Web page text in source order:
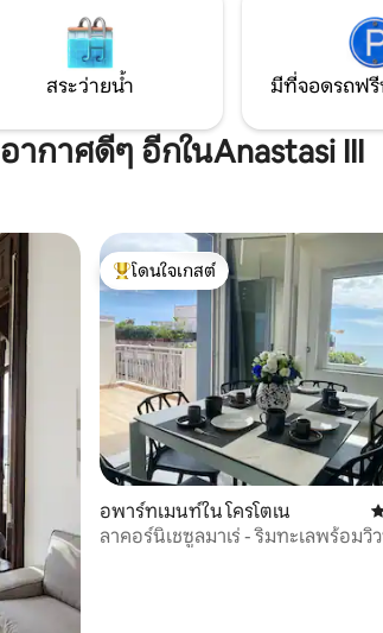
ลมและ
คู่รักที่กำลังมองหาสถานที่พักผ่อนสุด
แมนติก ที่จอดรถฟรีขนาดใหญ่ห่างออกไป
เพียงไม่กี่เมตร
สระว่ายน้ำ มีที่จอดรถฟ
กาศดีๆ อีกในAnastasi III
โดนใจเกสต์ที่สุด
โดนใจเกสต์
อพาร์ทเมนท์ใน โครโตเน
ลาคอร์นิเชซูลมาเร่ - ริมทะเลพร้อมวิ